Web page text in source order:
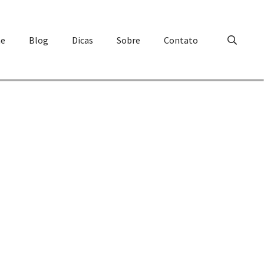
Blog Dicas Sobre Contato